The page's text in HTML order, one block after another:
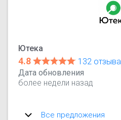
Ютека
4.8
132 отзыва
Дата обновления
более недели назад
Все предложения